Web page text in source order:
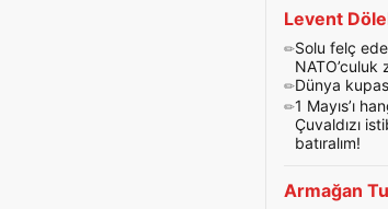
Levent
Solu felç
NATO’culuk
Dünya
1 Mayıs’ı
Çuvaldızı
batıralım!
Armağan